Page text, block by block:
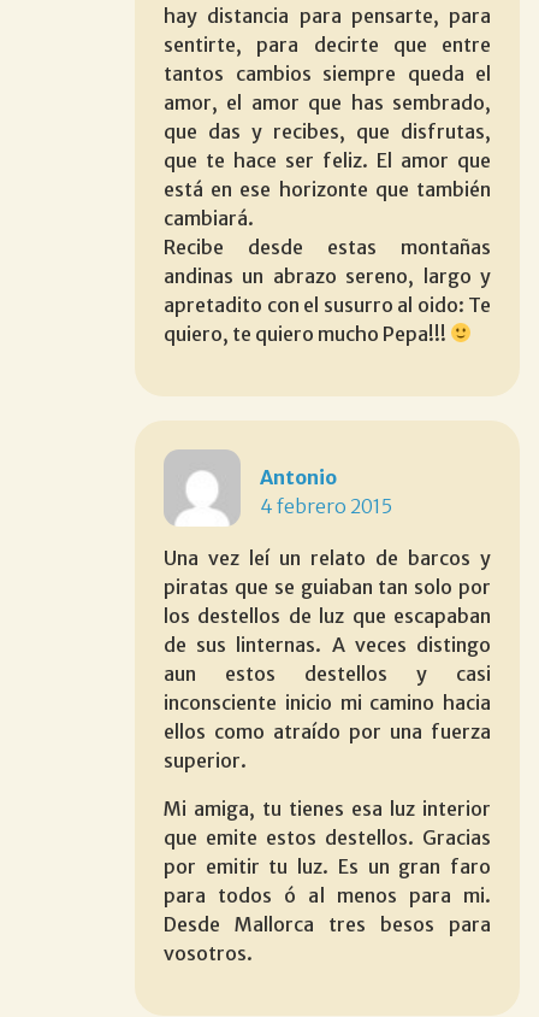
hay distancia para pensarte, para
sentirte, para decirte que entre
tantos cambios siempre queda el
amor, el amor que has sembrado,
que das y recibes, que disfrutas,
que te hace ser feliz. El amor que
está en ese horizonte que también
cambiará.
Recibe desde estas montañas
andinas un abrazo sereno, largo y
apretadito con el susurro al oido: Te
quiero, te quiero mucho Pepa!!!
Antonio
4 febrero 2015
Una vez leí un relato de barcos y
piratas que se guiaban tan solo por
los destellos de luz que escapaban
de sus linternas. A veces distingo
aun estos destellos y casi
inconsciente inicio mi camino hacia
ellos como atraído por una fuerza
superior.
Mi amiga, tu tienes esa luz interior
que emite estos destellos. Gracias
por emitir tu luz. Es un gran faro
para todos ó al menos para mi.
Desde Mallorca tres besos para
vosotros.